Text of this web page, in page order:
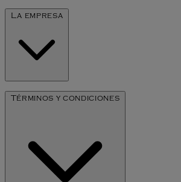
La empresa
Nuestra Historia
Términos y condiciones